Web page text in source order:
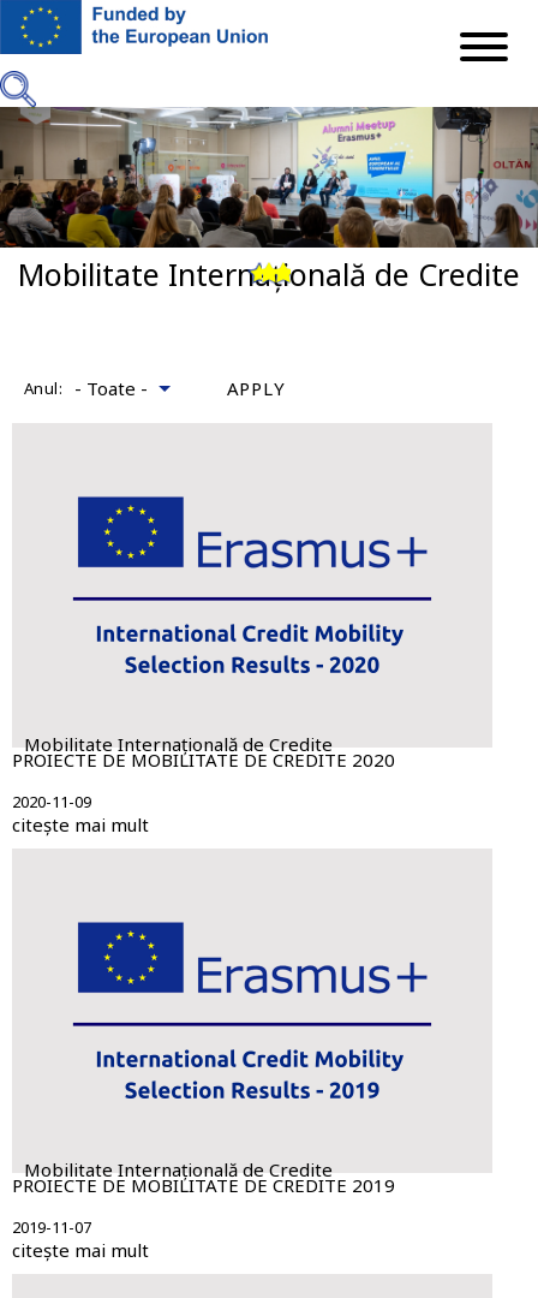
Mergi
principal
Previous
Next
Mobilitate Internațională de Credite
Anul:
Mobilitate Internațională de Credite
PROIECTE DE MOBILITATE DE CREDITE 2020
2020-11-09
citește mai mult
Mobilitate Internațională de Credite
PROIECTE DE MOBILITATE DE CREDITE 2019
2019-11-07
citește mai mult